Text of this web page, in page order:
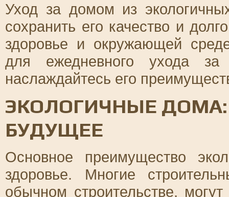
Уход за домом из
сохранить его качество и
здоровье и окружающей
для ежедневного ухода
наслаждайтесь его
ЭКОЛОГИЧНЫЕ
БУДУЩЕЕ
Основное преимущество
здоровье. Многие
обычном строительстве,